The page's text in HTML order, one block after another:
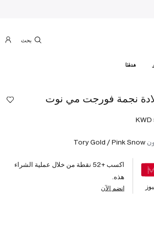
هدفنا
نجمة فورجت مي نوت
Tory Gold / Pink Snow
اكسب +52 نقطة من خلال عملية الشراء
هذه.
انضم الآن